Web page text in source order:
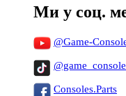
Ми у соц.
@Game-
Consoles.Parts